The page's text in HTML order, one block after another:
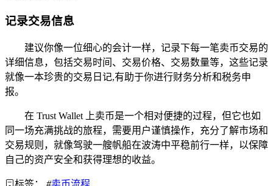
记录交易信息
建议你像一位细心的会计一样，记录下每一笔卖币交易的
详细信息，包括交易时间、交易价格、交易数量等，这些记录
就像一本珍贵的交易日记,有助于你进行财务分析和税务申
报。
在 Trust Wallet 上卖币是一个相对便捷的过程，但它也如
同一场充满挑战的旅程，需要用户谨慎操作，充分了解市场和
交易规则，就像驾驶一艘帆船在波涛中平稳前行一样，以保障
自己的资产安全和获得理想的收益。
标签： #卖币流程